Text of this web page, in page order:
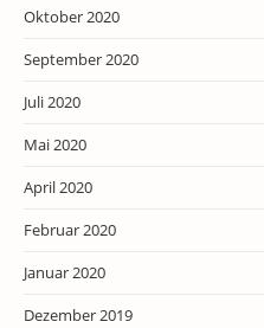
Oktober 2020
September 2020
Juli 2020
Mai 2020
April 2020
Februar 2020
Januar 2020
Dezember 2019